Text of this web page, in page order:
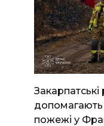
допомагають
пожежі у